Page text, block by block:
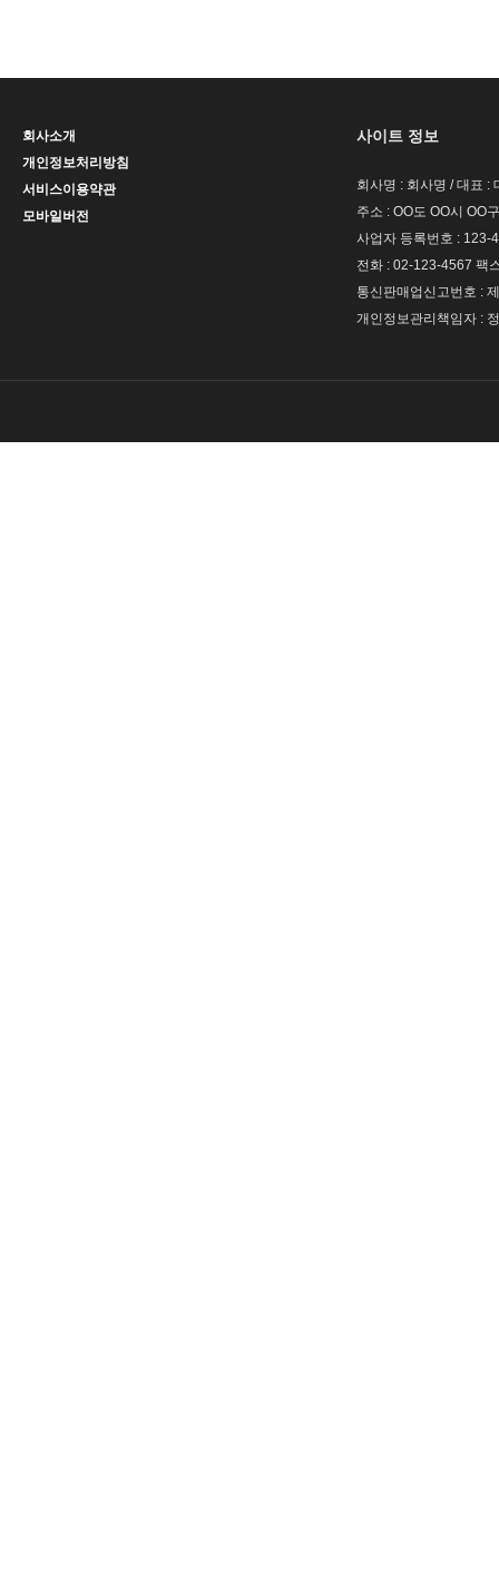
회사소개
개인정보처리방침
서비스이용약관
모바일버전
사이트 정보
회사명 : 회사명 / 대표 :
주소 : OO도 OO시 OO
사업자 등록번호 : 123-
전화 : 02-123-4567 팩
통신판매업신고번호 :
개인정보관리책임자 :